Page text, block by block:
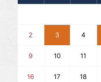
2 3 4
9 10 11
16 17 18